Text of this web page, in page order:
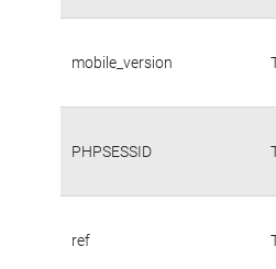
mobile_version
PHPSESSID
ref